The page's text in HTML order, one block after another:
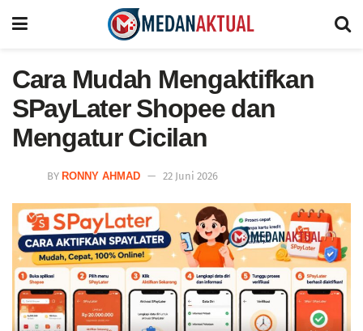
Cara Mudah Mengaktifkan
SPayLater Shopee dan
Mengatur Cicilan
BY RONNY AHMAD 22 Juni 2026